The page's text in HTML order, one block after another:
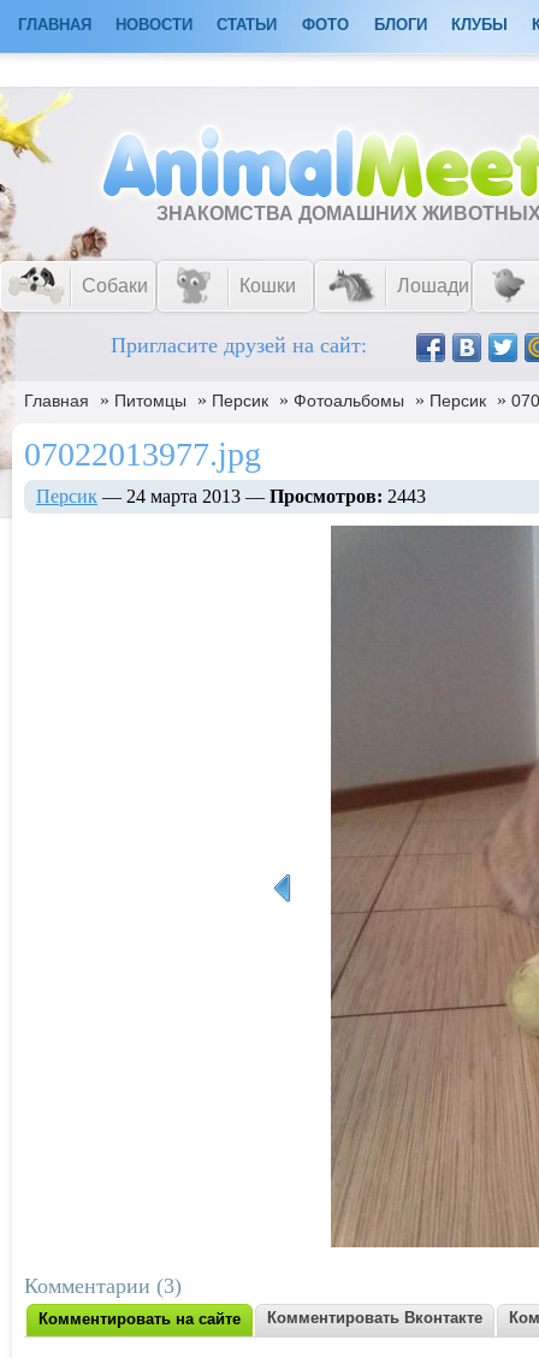
ГЛАВНАЯ НОВОСТИ СТАТЬИ ФОТО БЛОГИ КЛУБЫ
ЗНАКОМСТВА ДОМАШНИХ
Собаки Кошки Лошади
Пригласите друзей на сайт:
Главная » Питомцы » Персик » Фотоальбомы » Персик »
07022013977.jpg
Персик — 24 марта 2013 — Просмотров: 2443
Комментарии (3)
Комментировать на сайте Комментировать Вконтакте